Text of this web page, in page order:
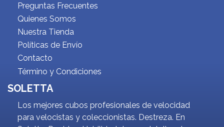
Preguntas Frecuentes
Quienes Somos
Nuestra Tienda
Políticas de Envío
Contacto
Término y Condiciones
SOLETTA
Los mejores cubos profesionales de velocidad
para velocistas y coleccionistas. Destreza. En